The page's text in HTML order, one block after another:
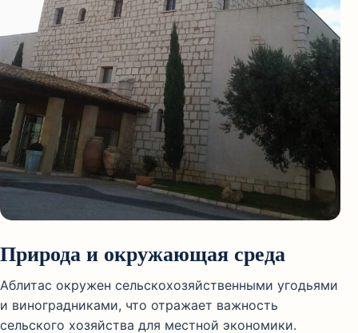
Природа и окружающая среда
Аблитас окружен сельскохозяйственными угодьями
и виноградниками, что отражает важность
сельского хозяйства для местной экономики.